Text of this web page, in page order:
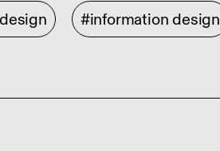
#information design